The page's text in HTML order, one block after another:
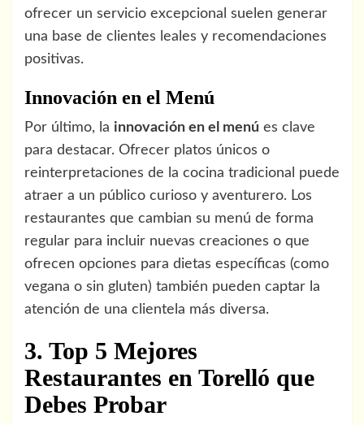
ofrecer un servicio excepcional suelen generar
una base de clientes leales y recomendaciones
positivas.
Innovación en el Menú
Por último, la innovación en el menú es clave
para destacar. Ofrecer platos únicos o
reinterpretaciones de la cocina tradicional puede
atraer a un público curioso y aventurero. Los
restaurantes que cambian su menú de forma
regular para incluir nuevas creaciones o que
ofrecen opciones para dietas específicas (como
vegana o sin gluten) también pueden captar la
atención de una clientela más diversa.
3. Top 5 Mejores
Restaurantes en Torelló que
Debes Probar